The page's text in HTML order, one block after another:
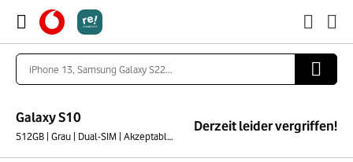
Galaxy S10
512GB | Grau | Dual-SIM | Akzeptabler Zustand
Derzeit leider vergriffen!